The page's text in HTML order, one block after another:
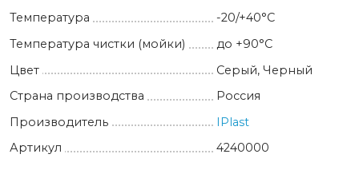
Температура
-20/+40°С
Температура чистки (мойки)
до +90°C
Цвет
Серый, Черный
Страна производства
Россия
Производитель
IPlast
Артикул
4240000